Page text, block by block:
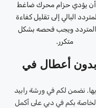
يؤدي حزام محرك ضاغط
البالي إلى تقليل كفاءة
المتردد ويجب فحصه بشكل
متكرر.
أعطال في
نضمن لكم في ورشة رابيد
بكم في دبي على أكمل